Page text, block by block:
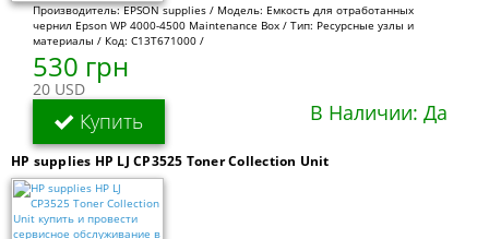
Производитель: EPSON supplies / Модель: Емкость для отработанных
чернил Epson WP 4000-4500 Maintenance Box / Тип: Ресурсные узлы и
материалы / Код: C13T671000 /
530 грн
20 USD
Купить В Наличии: Да
HP supplies HP LJ CP3525 Toner Collection Unit